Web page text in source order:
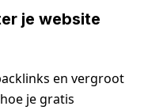
je website
en vergroot
je gratis